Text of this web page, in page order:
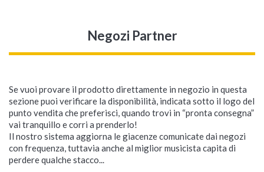
Negozi Partner
Se vuoi provare il prodotto direttamente in negozio in questa
sezione puoi verificare la disponibilità, indicata sotto il logo del
punto vendita che preferisci, quando trovi in “pronta consegna”
vai tranquillo e corri a prenderlo!
Il nostro sistema aggiorna le giacenze comunicate dai negozi
con frequenza, tuttavia anche al miglior musicista capita di
perdere qualche stacco...